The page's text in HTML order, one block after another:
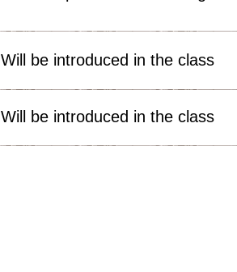
Will be introduced in the class
Will be introduced in the class